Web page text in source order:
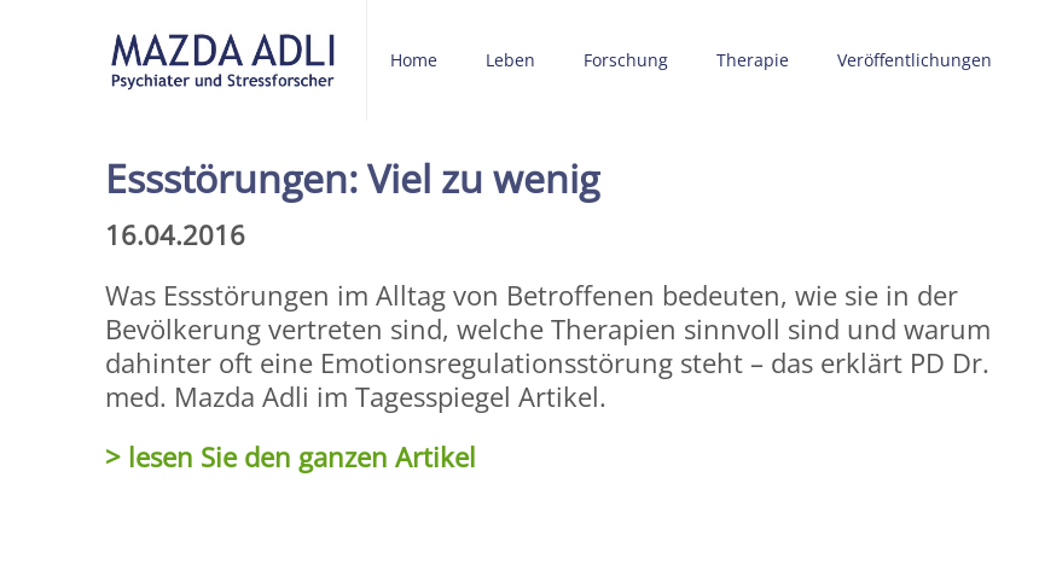
Home Leben Forschung Therapie Veröffentlichungen
Essstörungen: Viel zu wenig
16.04.2016
Was Essstörungen im Alltag von Betroffenen bedeuten, wie sie in der
Bevölkerung vertreten sind, welche Therapien sinnvoll sind und warum
dahinter oft eine Emotionsregulationsstörung steht – das erklärt PD Dr.
med. Mazda Adli im Tagesspiegel Artikel.
> lesen Sie den ganzen Artikel